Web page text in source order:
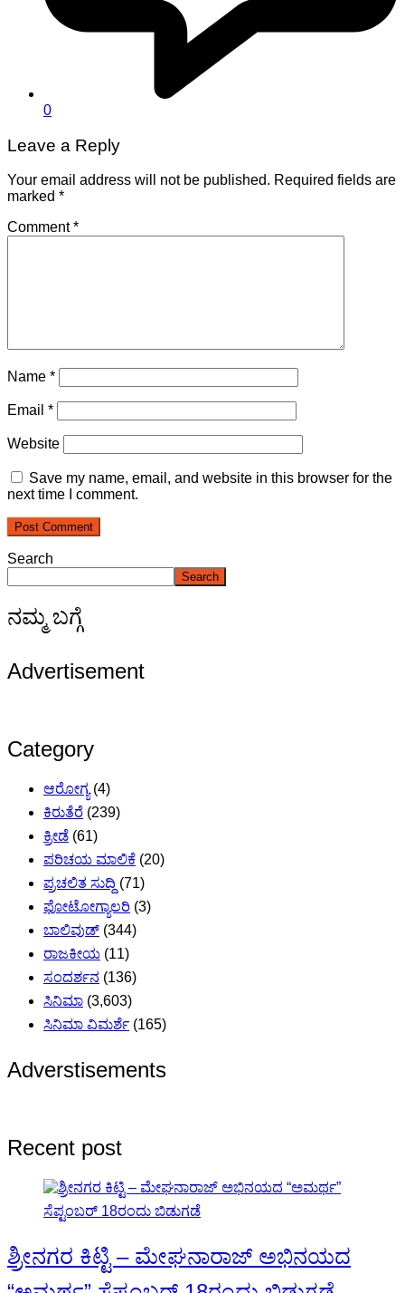
0
Leave a Reply
Your email address will not be published. Required fields are
marked *
Comment*
Name *
Email *
Website
Save my name, email, and website in this browser for the
next time I comment.
Search
Search
ನಮ್ಮ ಬಗ್ಗೆ
Advertisement
Category
ಆರೋಗ್ಯ(4)
ಕಿರುತೆರೆ (239)
ಕ್ರೀಡೆ (61)
ಪರಿಚಯ ಮಾಲಿಕೆ (20)
ಪ್ರಚಲಿತ ಸುದ್ದಿ (71)
ಫೋಟೋಗ್ಯಾಲರಿ (3)
ಬಾಲಿವುಡ್ (344)
ರಾಜಕೀಯ (11)
ಸಂದರ್ಶನ (136)
ಸಿನಿಮಾ (3,603)
ಸಿನಿಮಾ ವಿಮರ್ಶೆ (165)
Adverstisements
Recent post
ಶ್ರೀನಗರ ಕಿಟ್ಟಿ – ಮೇಘನಾರಾಜ್ ಅಭಿನಯದ